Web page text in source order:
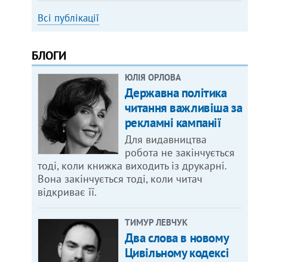
Всі публікації
БЛОГИ
ЮЛІЯ ОРЛОВА
Державна політика
читання важливіша за
рекламні кампанії
Для видавництва
робота не закінчується
тоді, коли книжка виходить із друкарні.
Вона закінчується тоді, коли читач
відкриває її.
ТИМУР ЛЕВЧУК
Два слова в новому
Цивільному кодексі